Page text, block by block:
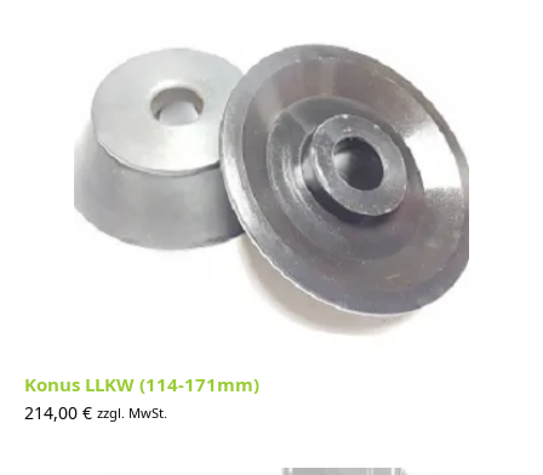
Konus LLKW (114-171mm)
214,00 € zzgl. MwSt.